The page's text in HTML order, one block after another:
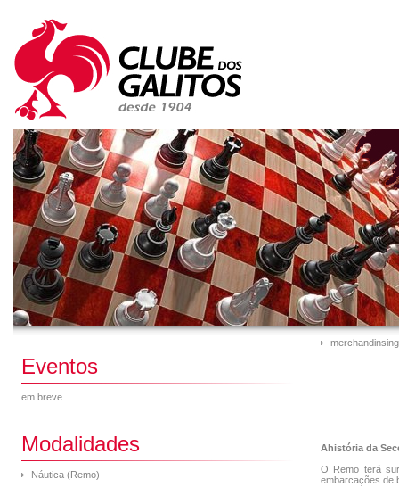
Eventos
em breve...
Modalidades
Náutica (Remo)
merchandinsing
Ahistória da
O Remo terá
embarcações de